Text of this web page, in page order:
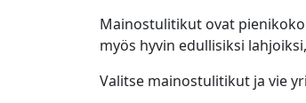
Mainostulitikut ovat
myös hyvin edullisiksi
Valitse mainostulitikut ja vie